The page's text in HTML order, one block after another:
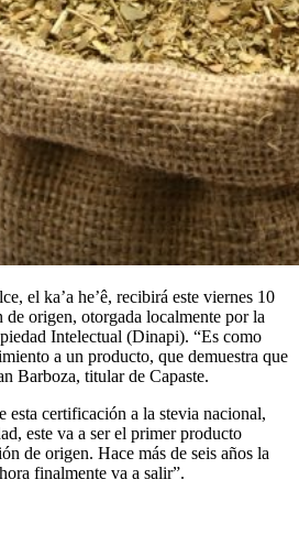
el ka’a he’ê, recibirá este viernes 10
de origen, otorgada localmente por la
Intelectual (Dinapi). “Es como
a un producto, que demuestra que
Barboza, titular de Capaste.
esta certificación a la stevia nacional,
este va a ser el primer producto
de origen. Hace más de seis años la
finalmente va a salir”.